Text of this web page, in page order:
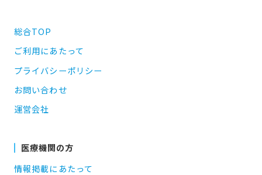
総合TOP
ご利用にあたって
プライバシーポリシー
お問い合わせ
運営会社
医療機関の方
情報掲載にあたって